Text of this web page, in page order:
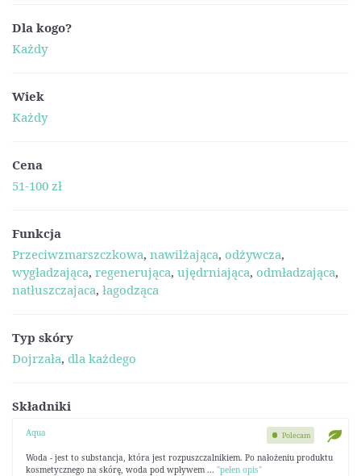
Dla kogo?
Każdy
Wiek
Każdy
Cena
51-100 zł
Funkcja
Przeciwzmarszczkowa, nawilżająca, odżywcza,
wygładzająca, regenerująca, ujędrniająca, odmładzająca,
natłuszczajaca, łagodząca
Typ skóry
Dojrzała, dla każdego
Składniki
Aqua
Woda - jest to substancja, która jest rozpuszczalnikiem. Po nałożeniu produktu
kosmetycznego na skórę, woda pod wpływem ... "pełen opis"
Polecam